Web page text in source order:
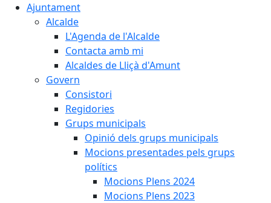
Ajuntament
Alcalde
L'Agenda de l'Alcalde
Contacta amb mi
Alcaldes de Lliçà d'Amunt
Govern
Consistori
Regidories
Grups municipals
Opinió dels grups municipals
Mocions presentades pels grups
polítics
Mocions Plens 2024
Mocions Plens 2023